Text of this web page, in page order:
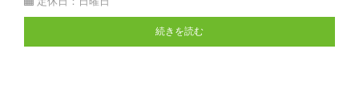
続きを読む